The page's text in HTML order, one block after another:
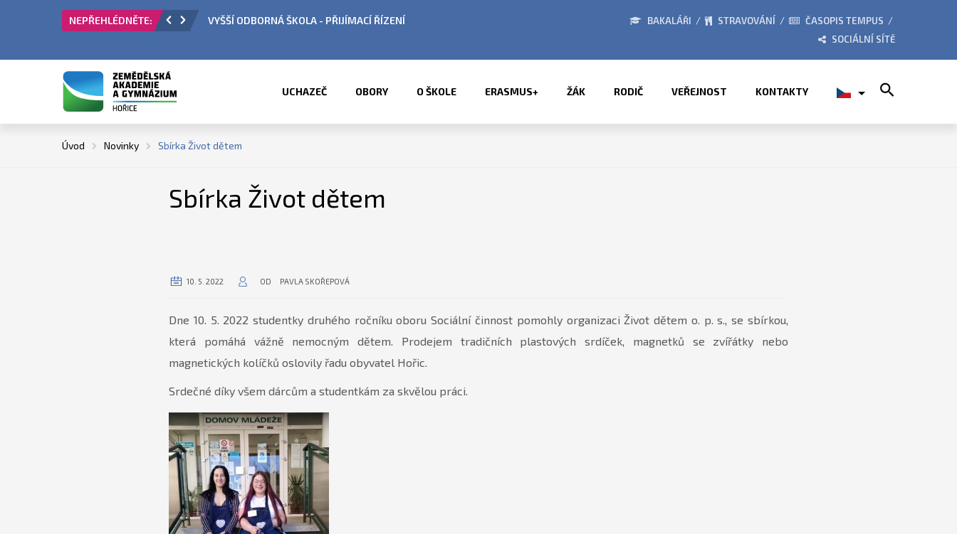
- PŘIJÍMACÍ ŘÍZENÍ ÚŘEDNÍ HODINY V OBDOBÍ LETNÍCH PRÁZDNIN PŘÍMĚSTSKÉ TÁBORY 2026 ZE ŽIVOTA
BAKALÁŘI STRAVOVÁNÍ
ČASOPIS TEMPUS
SOCIÁLNÍ SÍTĚ
UCHAZEČ OBORY O ŠKOLE ERASMUS+ ŽÁK RODIČ VEŘEJNOST KONTAKTY
Úvod Novinky Sbírka Život dětem
Sbírka Život dětem
10. 5. 2022 OD PAVLA SKOŘEPOVÁ
Dne 10. 5. 2022 studentky druhého ročníku oboru Sociální činnost pomohly organizaci Život dětem o. p. s., se sbírkou,
která pomáhá vážně nemocným dětem. Prodejem tradičních plastových srdíček, magnetků se zvířátky nebo
magnetických kolíčků oslovily řadu obyvatel Hořic.
Srdečné díky všem dárcům a studentkám za skvělou práci.